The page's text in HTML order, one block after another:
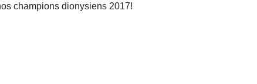
champions dionysiens 2017!